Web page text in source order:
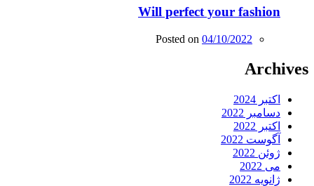
Will perfect your fashion
Posted on 04/10/2022
Archives
اکتبر 2024
دسامبر 2022
اکتبر 2022
آگوست 2022
ژوئن 2022
می 2022
ژانویه 2022